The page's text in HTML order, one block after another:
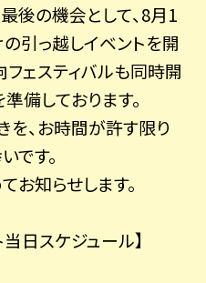
後の機会として、8月1
引っ越しイベントを開
ェスティバルも同時開
備しております。
を、お時間が許す限り
です。
お知らせします。
日スケジュール】